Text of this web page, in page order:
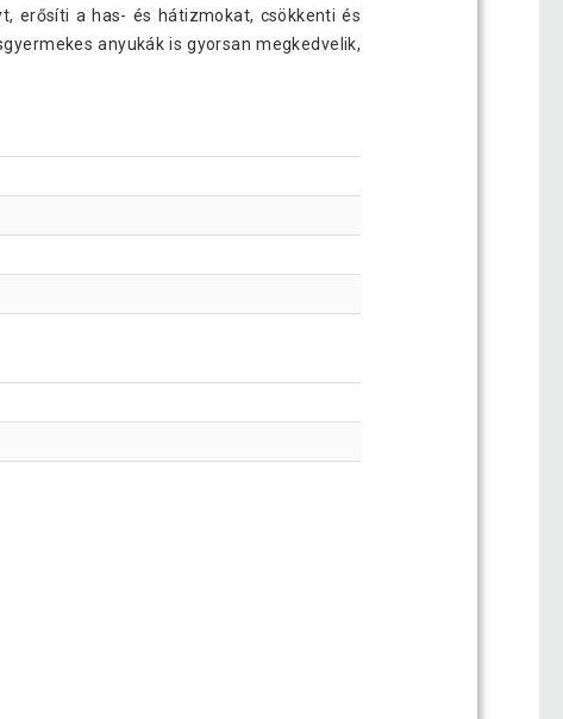
erősíti a has- és hátizmokat, csökkenti és
anyukák is gyorsan megkedvelik,